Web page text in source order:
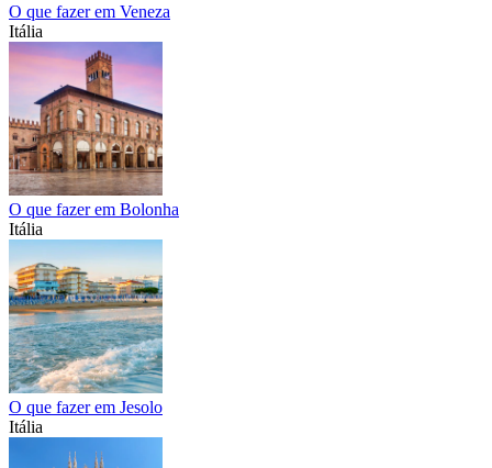
O que fazer em Veneza
Itália
O que fazer em Bolonha
Itália
O que fazer em Jesolo
Itália